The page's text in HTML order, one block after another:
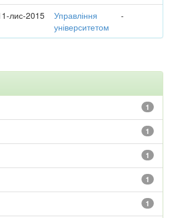
лис-2015
Управління
університетом
-
1
1
1
1
1